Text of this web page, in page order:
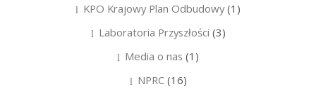
KPO Krajowy Plan Odbudowy(1)
Laboratoria Przyszłości (3)
Media o nas (1)
NPRC(16)